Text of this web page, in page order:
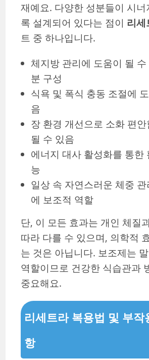
재예요. 다양한 성분들이 시
록 설계되어 있다는 점이 리세
트 중 하나입니다.
체지방 관리에 도움이 될
분 구성
식욕 및 폭식 충동 조절에
음
장 환경 개선으로 소화 편
될 수 있음
에너지 대사 활성화를 통한
능
일상 속 자연스러운 체중
에 보조적 역할
단, 이 모든 효과는 개인 체질
따라 다를 수 있으며, 의학적
는 것은 아닙니다. 보조제는
역할이므로 건강한 식습관과
중요해요.
리세트라 복용법 및 부작
항